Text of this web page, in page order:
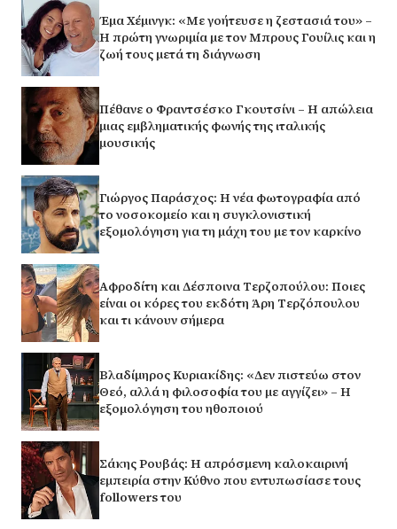
Έμα Χέμινγκ: «Με γοήτευσε η ζεστασιά του» –
Η πρώτη γνωριμία με τον Μπρους Γουίλις και η
ζωή τους μετά τη διάγνωση
Πέθανε ο Φραντσέσκο Γκουτσίνι – Η απώλεια
μιας εμβληματικής φωνής της ιταλικής
μουσικής
Γιώργος Παράσχος: Η νέα φωτογραφία από
το νοσοκομείο και η συγκλονιστική
εξομολόγηση για τη μάχη του με τον καρκίνο
Αφροδίτη και Δέσποινα Τερζοπούλου: Ποιες
είναι οι κόρες του εκδότη Άρη Τερζόπουλου
και τι κάνουν σήμερα
Βλαδίμηρος Κυριακίδης: «Δεν πιστεύω στον
Θεό, αλλά η φιλοσοφία του με αγγίζει» – Η
εξομολόγηση του ηθοποιού
Σάκης Ρουβάς: Η απρόσμενη καλοκαιρινή
εμπειρία στην Κύθνο που εντυπωσίασε τους
followers του